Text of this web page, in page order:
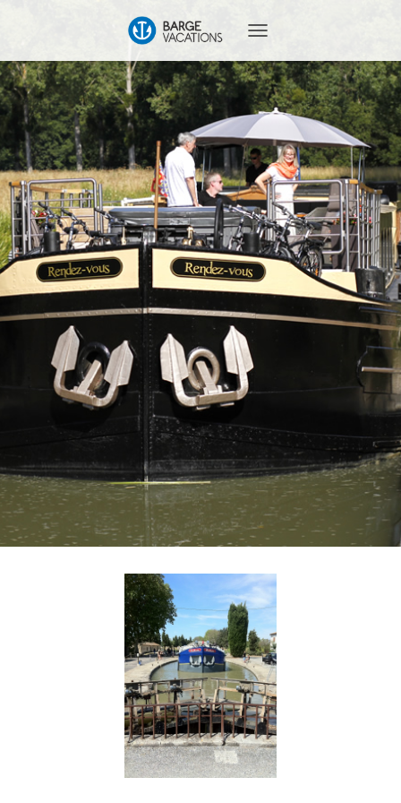
O
G
G
L
N
A
V
I
G
A
T
I
O